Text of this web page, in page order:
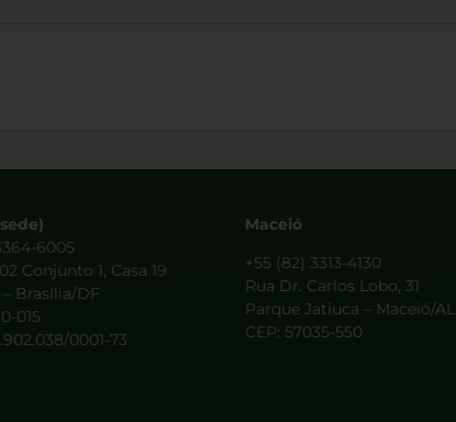
6005
Conjunto 1, Casa 19
Brasília/DF
015
0001-73
Maceió
+55 (82) 3313-4130
Rua Dr. Carlos Lobo, 31
Parque Jatiuca – Maceió/AL
CEP: 57035-550